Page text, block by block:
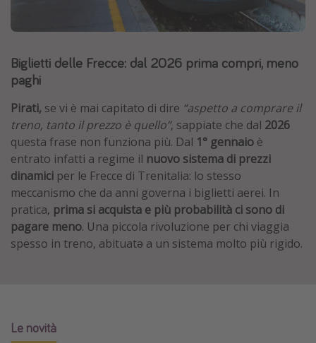
Egitto
Tunisia
Malta
Canarie
Capo Verde
Tipo di vacanza
Vacanze last minute
Vacanze all inclusive
Vacanze con bambini
Biglietti delle Frecce: dal 2026 prima compri, meno
paghi
Pirati, se vi è mai capitato di dire “aspetto a comprare il
treno, tanto il prezzo è quello”, sappiate che dal 2026
questa frase non funziona più. Dal 1° gennaio è
entrato infatti a regime il nuovo sistema di prezzi
dinamici per le Frecce di Trenitalia: lo stesso
meccanismo che da anni governa i biglietti aerei. In
pratica, prima si acquista e più probabilità ci sono di
pagare meno. Una piccola rivoluzione per chi viaggia
spesso in treno, abituatə a un sistema molto più rigido.
Le novità